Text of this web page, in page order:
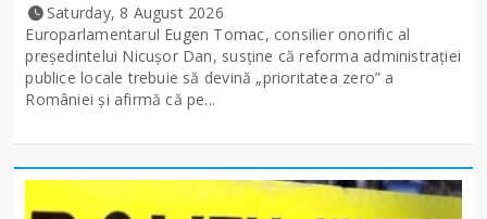
Saturday, 8 August 2026
Europarlamentarul Eugen Tomac, consilier onorific al
președintelui Nicușor Dan, susține că reforma administrației
publice locale trebuie să devină „prioritatea zero” a
României și afirmă că pe...